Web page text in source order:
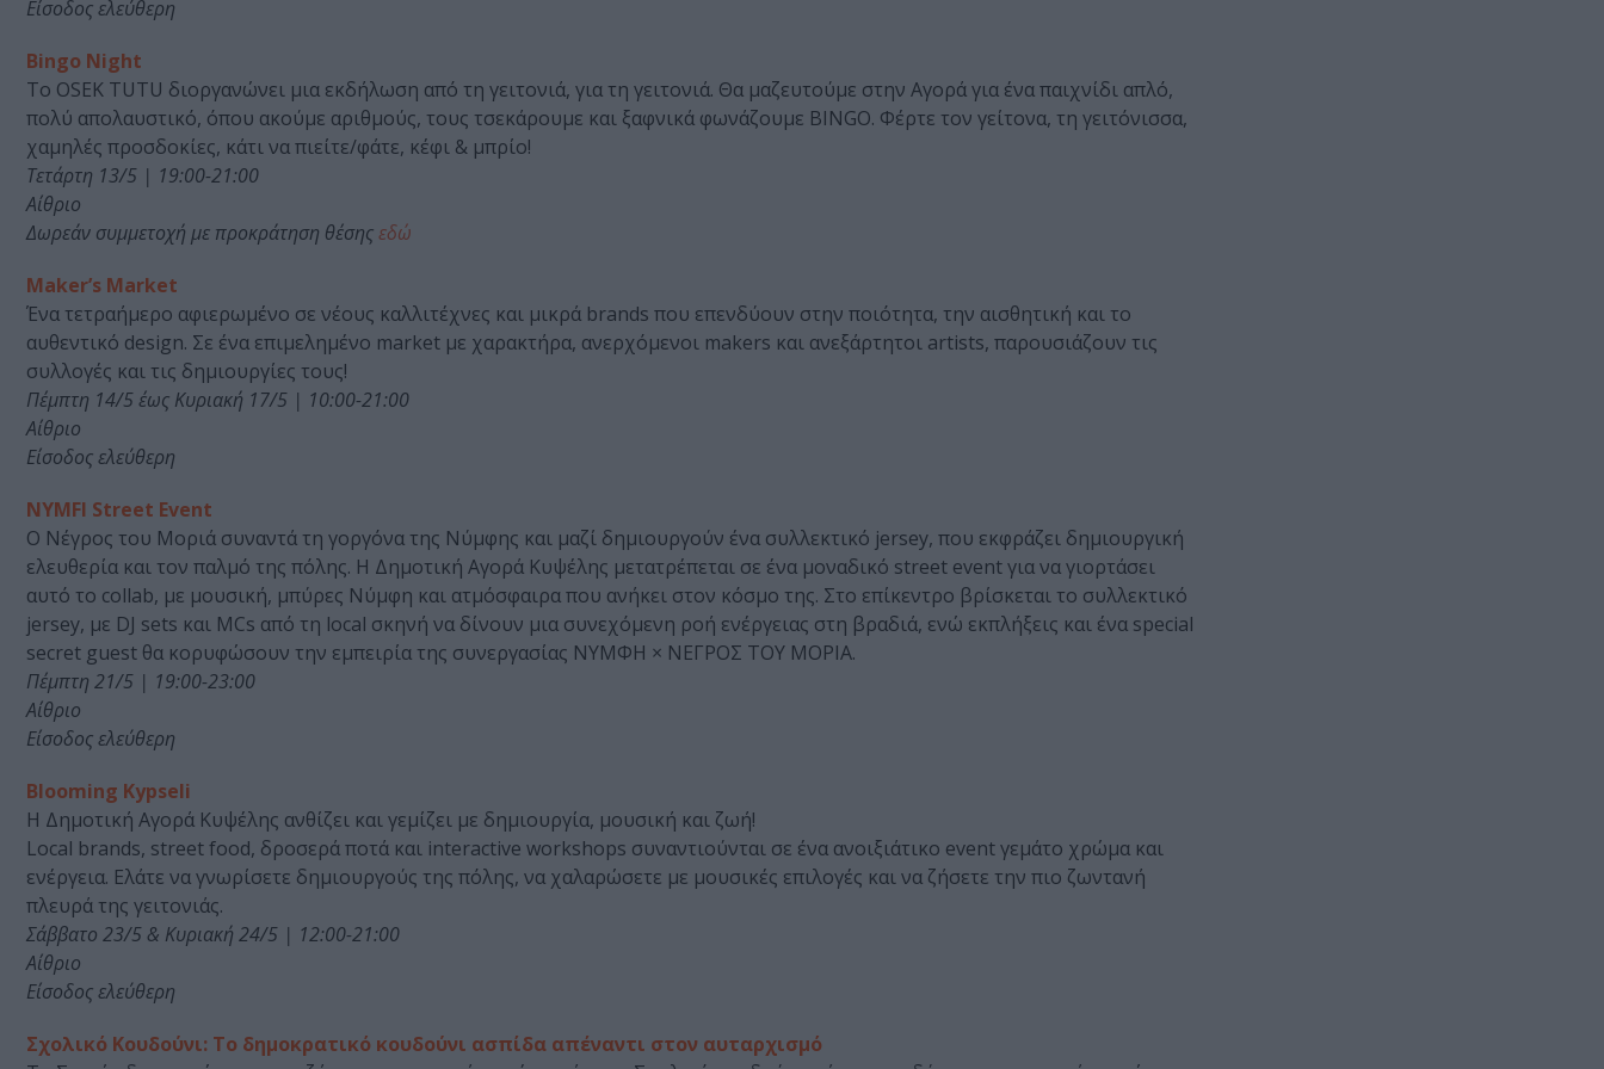
Είσοδος ελεύθερη
Bingo Night
Το OSEK TUTU διοργανώνει μια εκδήλωση από τη γειτονιά, για τη γειτονιά. Θα μαζευτούμε στην Αγορά για ένα παιχνίδι απλό,
πολύ απολαυστικό, όπου ακούμε αριθμούς, τους τσεκάρουμε και ξαφνικά φωνάζουμε BINGO. Φέρτε τον γείτονα, τη γειτόνισσα,
χαμηλές προσδοκίες, κάτι να πιείτε/φάτε, κέφι & μπρίο!
Τετάρτη 13/5 | 19:00-21:00
Αίθριο
Δωρεάν συμμετοχή με προκράτηση θέσηςεδώ
Maker’s Market
Ένα τετραήμερο αφιερωμένο σε νέους καλλιτέχνες και μικρά brands που επενδύουν στην ποιότητα, την αισθητική και το
αυθεντικό design. Σε ένα επιμελημένο market με χαρακτήρα, ανερχόμενοι makers και ανεξάρτητοι artists, παρουσιάζουν τις
συλλογές και τις δημιουργίες τους!
Πέμπτη 14/5 έως Κυριακή 17/5 | 10:00-21:00
Αίθριο
Είσοδος ελεύθερη
NYMFI Street Event
Ο Νέγρος του Μοριά συναντά τη γοργόνα της Νύμφης και μαζί δημιουργούν ένα συλλεκτικό jersey, που εκφράζει δημιουργική
ελευθερία και τον παλμό της πόλης. H Δημοτική Αγορά Κυψέλης μετατρέπεται σε ένα μοναδικό street event για να γιορτάσει
αυτό το collab, με μουσική, μπύρες Νύμφη και ατμόσφαιρα που ανήκει στον κόσμο της. Στο επίκεντρο βρίσκεται το συλλεκτικό
jersey, με DJ sets και MCs από τη local σκηνή να δίνουν μια συνεχόμενη ροή ενέργειας στη βραδιά, ενώ εκπλήξεις και ένα special
secret guest θα κορυφώσουν την εμπειρία της συνεργασίας ΝΥΜΦΗ × ΝΕΓΡΟΣ ΤΟΥ ΜΟΡΙΑ.
Πέμπτη 21/5 | 19:00-23:00
Αίθριο
Είσοδος ελεύθερη
Blooming Kypseli
Η Δημοτική Αγορά Κυψέλης ανθίζει και γεμίζει με δημιουργία, μουσική και ζωή!
Local brands, street food, δροσερά ποτά και interactive workshops συναντιούνται σε ένα ανοιξιάτικο event γεμάτο χρώμα και
ενέργεια. Ελάτε να γνωρίσετε δημιουργούς της πόλης, να χαλαρώσετε με μουσικές επιλογές και να ζήσετε την πιο ζωντανή
πλευρά της γειτονιάς.
Σάββατο 23/5 & Κυριακή 24/5 | 12:00-21:00
Αίθριο
Είσοδος ελεύθερη
Σχολικό Κουδούνι: To δημοκρατικό κουδούνι ασπίδα απέναντι στον αυταρχισμό